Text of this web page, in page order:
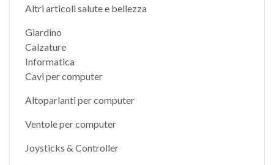
Altri articoli salute e bellezza
Giardino
Calzature
Informatica
Cavi per computer
Altoparlanti per computer
Ventole per computer
Joysticks & Controller